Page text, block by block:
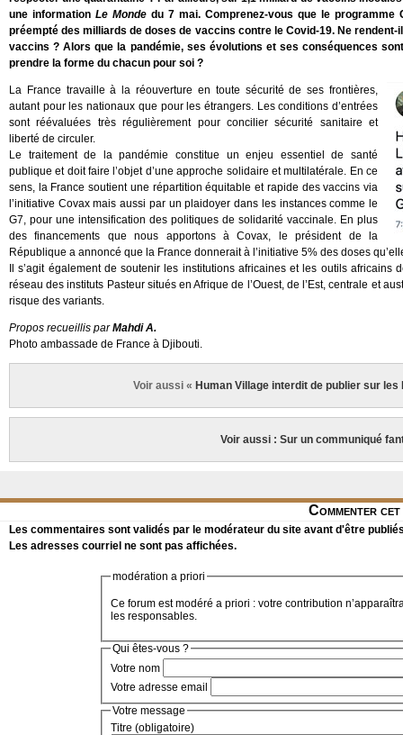
une information Le Monde du 7 mai. Comprenez-vous que le
préempté des milliards de doses de vaccins contre le Covid-19. Ne
vaccins ? Alors que la pandémie, ses évolutions et ses conséquences
prendre la forme du chacun pour soi ?
La France travaille à la réouverture en toute sécurité de ses frontières,
autant pour les nationaux que pour les étrangers. Les conditions d’entrées
sont réévaluées très régulièrement pour concilier sécurité sanitaire et
liberté de circuler.
Le traitement de la pandémie constitue un enjeu essentiel de santé
publique et doit faire l’objet d’une approche solidaire et multilatérale. En ce
sens, la France soutient une répartition équitable et rapide des vaccins via
l’initiative Covax mais aussi par un plaidoyer dans les instances comme le
G7, pour une intensification des politiques de solidarité vaccinale. En plus
des financements que nous apportons à Covax, le président de la
République a annoncé que la France donnerait à l’initiative 5% des doses
Il s’agit également de soutenir les institutions africaines et les outils
réseau des instituts Pasteur situés en Afrique de l’Ouest, de l’Est, centrale et
risque des variants.
Propos recueillis parMahdi A.
Photo ambassade de France à Djibouti.
Voir aussi « Human Village interdit de publier sur
Voir aussi : Sur un communiqué
Commenter
Les commentaires sont validés par le modérateur du site avant d'être
Les adresses courriel ne sont pas affichées.
modération a priori
Ce forum est modéré a priori : votre contribution
les responsables.
Qui êtes-vous ?
Votre nom
Votre adresse email
Votre message
Titre (obligatoire)